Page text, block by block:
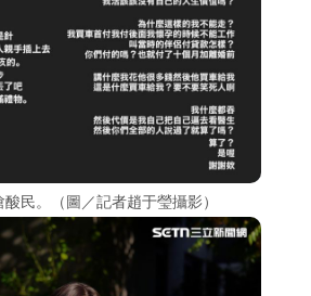
民。（圖／記者趙于瑩攝影）